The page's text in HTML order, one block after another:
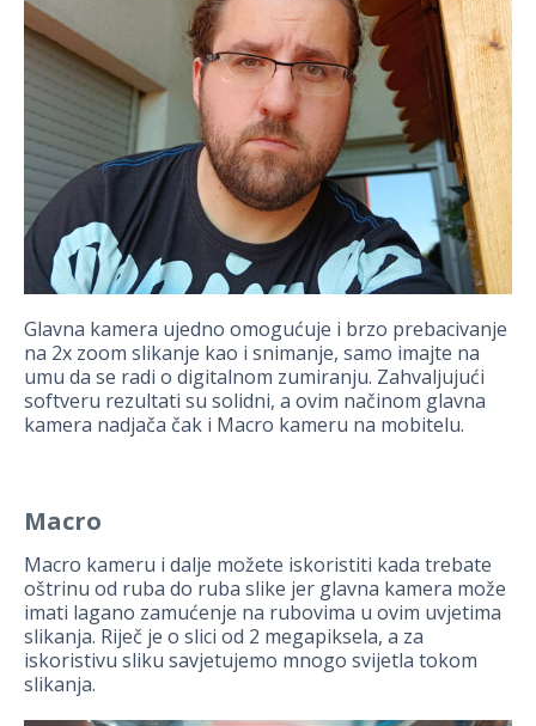
Glavna kamera ujedno omogućuje i brzo prebacivanje
na 2x zoom slikanje kao i snimanje, samo imajte na
umu da se radi o digitalnom zumiranju. Zahvaljujući
softveru rezultati su solidni, a ovim načinom glavna
kamera nadjača čak i Macro kameru na mobitelu.
Macro
Macro kameru i dalje možete iskoristiti kada trebate
oštrinu od ruba do ruba slike jer glavna kamera može
imati lagano zamućenje na rubovima u ovim uvjetima
slikanja. Riječ je o slici od 2 megapiksela, a za
iskoristivu sliku savjetujemo mnogo svijetla tokom
slikanja.